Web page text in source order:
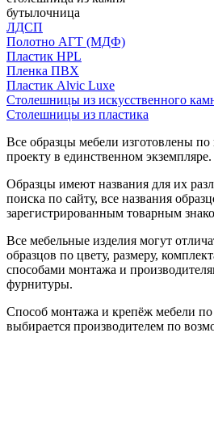
бутылочница
ЛДСП
Полотно АГТ (МДФ)
Пластик HPL
Пленка ПВХ
Пластик Alvic Luxe
Столешницы из искусственного
Столешницы из пластика
Все образцы мебели изготовлены
проекту в единственном экземпляре.
Образцы имеют названия для их
поиска по сайту, все названия
зарегистрированным товарным
Все мебельные изделия могут
образцов по цвету, размеру,
способами монтажа и
фурнитуры.
Способ монтажа и крепёж мебели по
выбирается производителем по